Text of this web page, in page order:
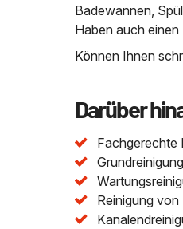
Badewannen,
Haben auch einen
Können Ihnen
Darüber
Fachgerechte
Reinigung